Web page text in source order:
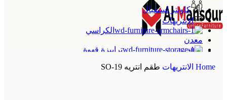
كاونتر استقبال
الانتريهات
الكراسي
معدن
ترابيزة قهوة
Home الانتريهات طقم انتريه SO-19